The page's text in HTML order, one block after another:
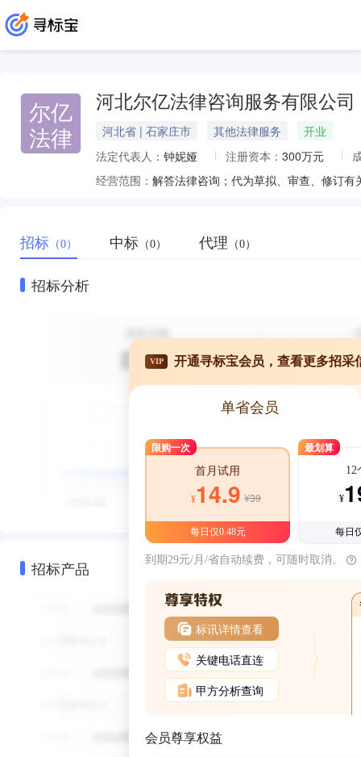
尔亿
法律
河北尔亿法律咨询服务有限公司
河北省 | 石家庄市 其他法律服务
开业
法定代表人： 钟妮娅 注册资本： 300万元
经营范围：
招标 （0） 中标 （0） 代理 （0）
招标分析
招标产品
VIP 开通寻标宝会员，查看更多招采
单省会员
限购一次
首月试用
¥14.9 ¥39
每日仅0.48元
最划算
12
¥
每日
到期29元/月/省自动续费，可随时取消。
标讯详情查看
关键电话直连
甲方分析查询
会员尊享权益